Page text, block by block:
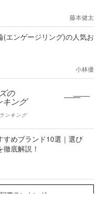
藤本健太
(エンゲージリング)の人気お
小林優
の
キング
ンキング
すめブランド10選｜選び
底解説！
事ランキング